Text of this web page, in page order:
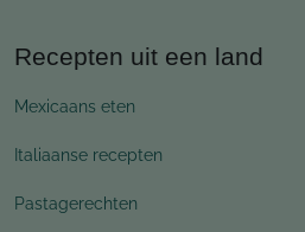
Recepten uit een land
Mexicaans eten
Italiaanse recepten
Pastagerechten